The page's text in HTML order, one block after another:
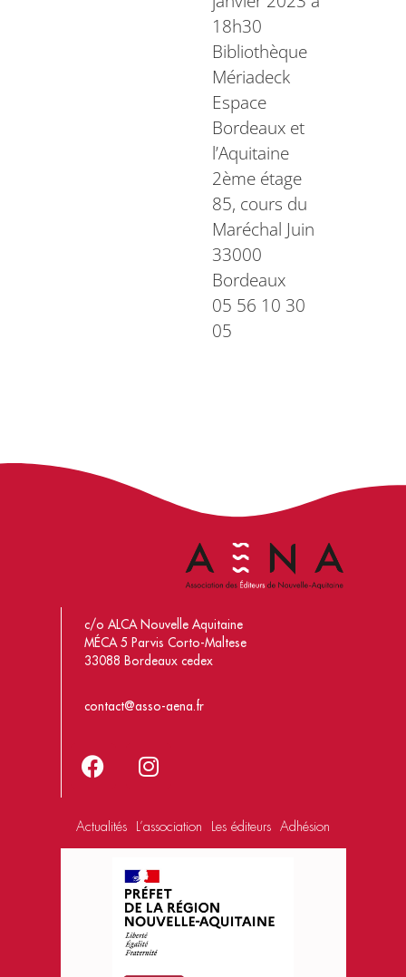
18h30
Bibliothèque
Mériadeck
Espace
Bordeaux et
l’Aquitaine
2ème étage
85, cours du
Maréchal Juin
33000
Bordeaux
05 56 10 30
05
c/o ALCA Nouvelle Aquitaine
MÉCA 5 Parvis Corto-Maltese
33088 Bordeaux cedex
contact@asso-aena.fr
Actualités L’association Les éditeurs Adhésion